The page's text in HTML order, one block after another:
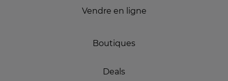
Vendre en ligne
Boutiques
Deals